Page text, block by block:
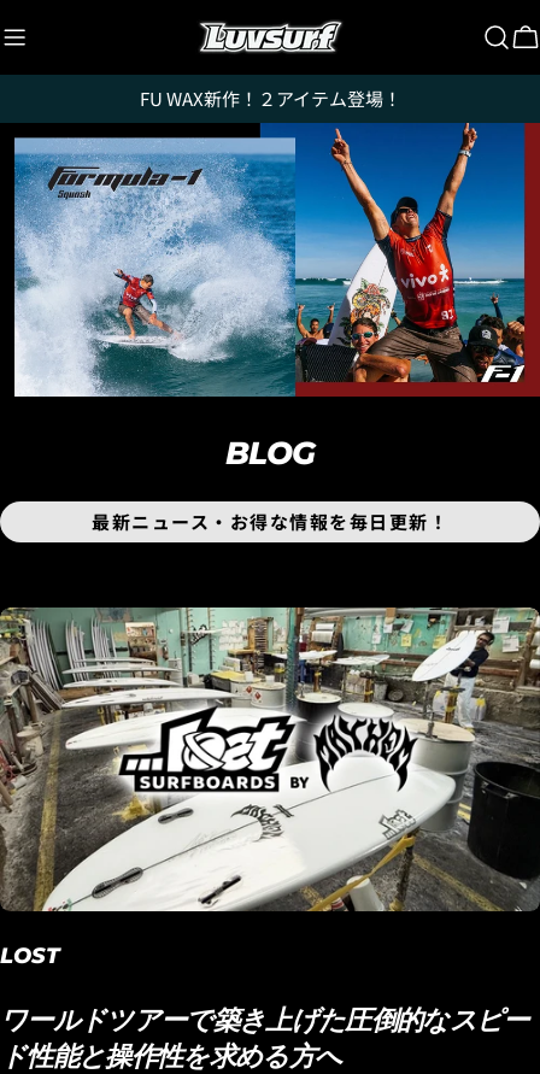
ン
テ
ツ
に
ス
キ
ッ
プ
FU WAX新作！２アイテム登場！
BLOG
最新ニュース・お得な情報を毎日更新！
LOST
ワールドツアーで築き上げた圧倒的なスピー
ド性能と操作性を求める方へ